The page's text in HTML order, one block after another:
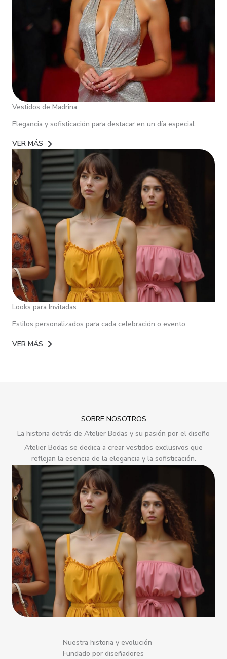
Vestidos de Madrina
Elegancia y sofisticación para destacar en un día especial.
VER MÁS
Looks para Invitadas
Estilos personalizados para cada celebración o evento.
VER MÁS
SOBRE NOSOTROS
La historia detrás de Atelier Bodas y su pasión por el diseño
Atelier Bodas se dedica a crear vestidos exclusivos que
reflejan la esencia de la elegancia y la sofisticación.
Nuestra historia y evolución
Fundado por diseñadores